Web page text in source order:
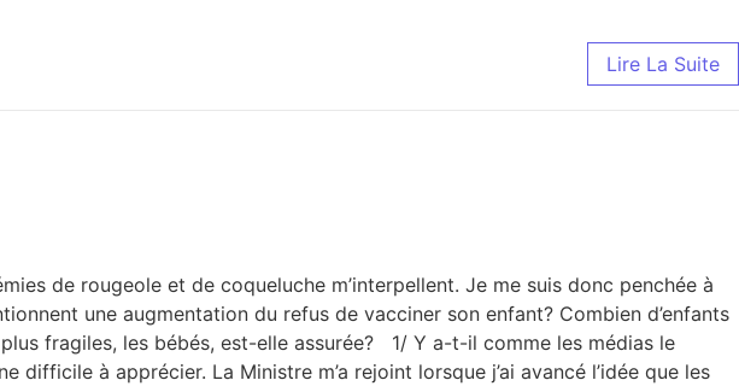
Lire La Suite
de rougeole et de coqueluche m’interpellent. Je me suis donc penchée à
une augmentation du refus de vacciner son enfant? Combien d’enfants
fragiles, les bébés, est-elle assurée? 1/ Y a-t-il comme les médias le
à apprécier. La Ministre m’a rejoint lorsque j’ai avancé l’idée que les